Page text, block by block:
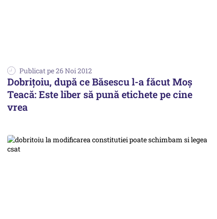
Publicat pe 26 Noi 2012
Dobrițoiu, după ce Băsescu l-a făcut Moș
Teacă: Este liber să pună etichete pe cine
vrea